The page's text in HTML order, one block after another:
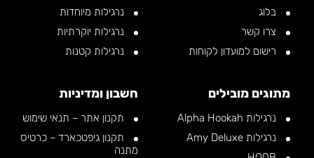
בלוג
צרו קשר
רישום למועדון לקוחות
נרגילות מיוחדות
נרגילות יוקרתיות
נרגילות קטנות
מתוגים מובילים
נרגילות Alpha Hookah
נרגילות Amy Deluxe
חשבון ומדיניות
תקנון אתר – תנאי שימוש
תקנון גיפטכארד – כרטיס
מתנה